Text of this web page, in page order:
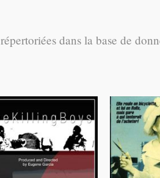
dans la base de
Killing boys